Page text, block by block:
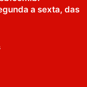
a sexta, das